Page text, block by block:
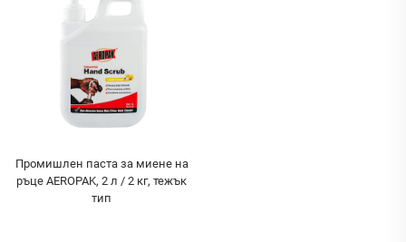
Промишлен паста за миене на
ръце AEROPAK, 2 л / 2 кг, тежък
тип